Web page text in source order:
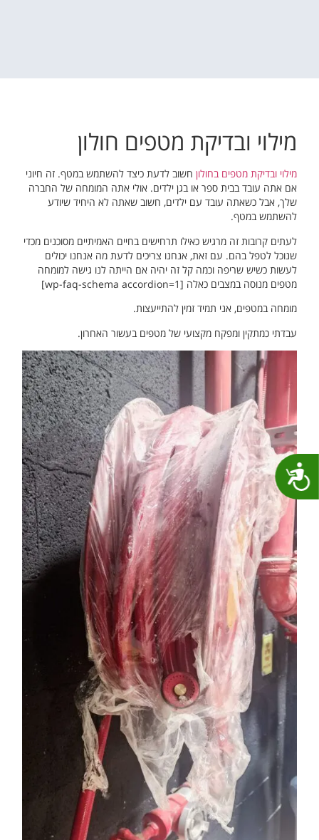
נגישות
מילוי ובדיקת מטפים חולון
מילוי ובדיקת מטפים בחולון חשוב לדעת כיצד להשתמש במטף. זה חיוני
אם אתה עובד בבית ספר או בגן ילדים. אולי אתה המומחה של החברה
שלך, אבל כשאתה עובד עם ילדים, חשוב שאתה לא היחיד שיודע
להשתמש במטף.
לעתים קרובות זה מרגיש כאילו תרחישים בחיים האמיתיים מסוכנים מכדי
שנוכל לטפל בהם. עם זאת, אנחנו צריכים לדעת מה אנחנו יכולים
לעשות כשיש שריפה וכמה קל זה יהיה אם הייתה לנו גישה למומחה
מטפים מנוסה במצבים כאלה [wp-faq-schema accordion=1]
מומחה במטפים, אני תמיד זמין להתייעצות.
עבדתי כמתקין ומפקח מקצועי של מטפים בעשור האחרון.